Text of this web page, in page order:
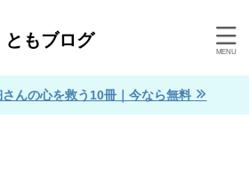
ともブログ
さんの心を救う10冊｜今なら無料